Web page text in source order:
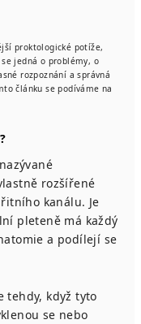
proktologické potíže,
jedná o problémy, o
rozpoznání a správná
článku se podíváme na
rozšířené
kanálu. Je
pleteně má každý
a podílejí se
tehdy, když tyto
se nebo